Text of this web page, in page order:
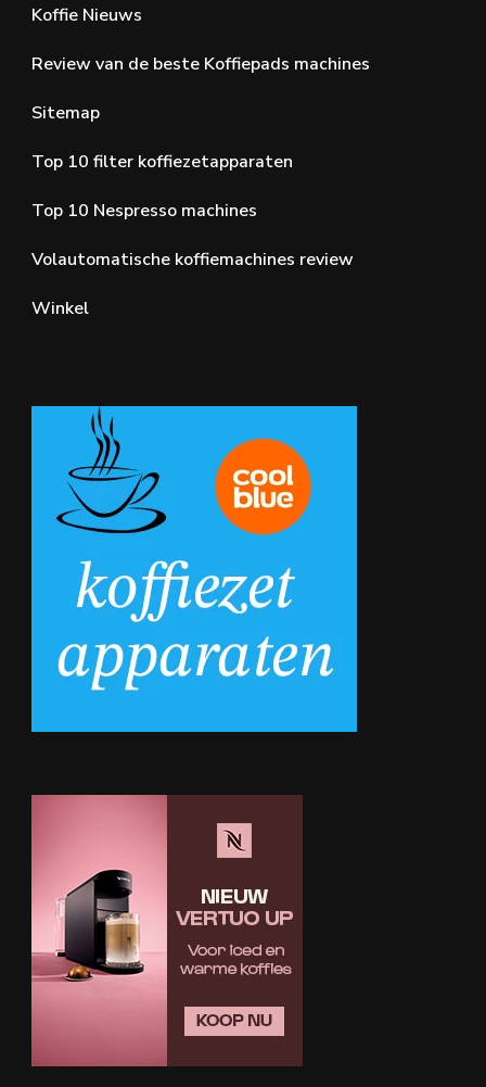
Koffie Nieuws
Review van de beste Koffiepads machines
Sitemap
Top 10 filter koffiezetapparaten
Top 10 Nespresso machines
Volautomatische koffiemachines review
Winkel